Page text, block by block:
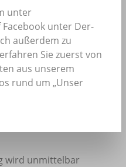
genannten
wird unmittelbar
unter
unter Der-
außerdem zu
Sie zuerst von
aus unserem
rund um „Unser